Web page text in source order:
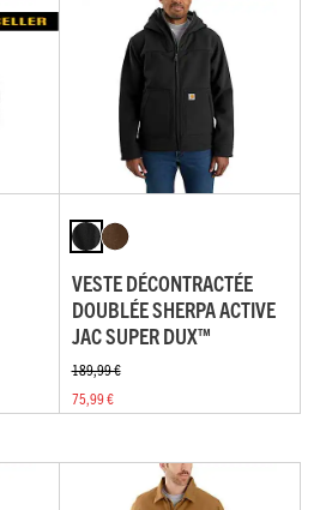
VESTE DÉCONTRACTÉE
DOUBLÉE SHERPA ACTIVE
JAC SUPER DUX™
189,99 €
75,99 €